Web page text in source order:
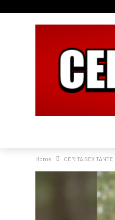
Home CERITA SEX TANTE